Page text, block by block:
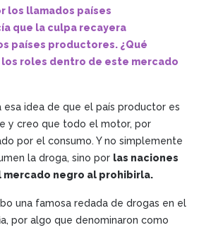
los llamados países
que la culpa recayera
países productores. ¿Qué
roles dentro de este mercado
esa idea de que el país productor es
y creo que todo el motor, por
por el consumo. Y no simplemente
la droga, sino por las naciones
mercado negro al prohibirla.
una famosa redada de drogas en el
por algo que denominaron como